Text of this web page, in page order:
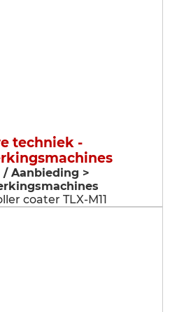
techniek -
/ Aanbieding >
coater TLX-M11